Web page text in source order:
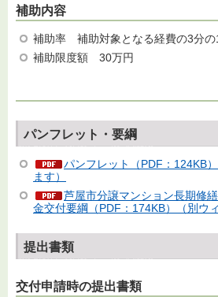
補助内容
補助率 補助対象となる経費の3分の
補助限度額
30万円
パンフレット・要綱
パンフレット（PDF：124KB
ます）
芦屋市分譲マンション長期修
金交付要綱（PDF：174KB）（別ウ
提出書類
交付申請時の提出書類